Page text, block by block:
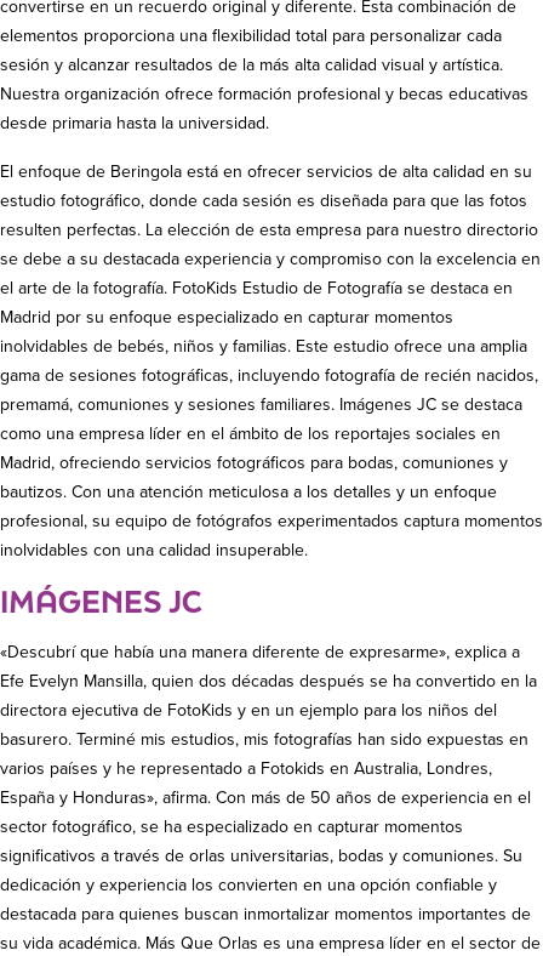
convertirse en un recuerdo original y diferente. Esta combinación de
elementos proporciona una flexibilidad total para personalizar cada
sesión y alcanzar resultados de la más alta calidad visual y artística.
Nuestra organización ofrece formación profesional y becas educativas
desde primaria hasta la universidad.
El enfoque de Beringola está en ofrecer servicios de alta calidad en su
estudio fotográfico, donde cada sesión es diseñada para que las fotos
resulten perfectas. La elección de esta empresa para nuestro directorio
se debe a su destacada experiencia y compromiso con la excelencia en
el arte de la fotografía. FotoKids Estudio de Fotografía se destaca en
Madrid por su enfoque especializado en capturar momentos
inolvidables de bebés, niños y familias. Este estudio ofrece una amplia
gama de sesiones fotográficas, incluyendo fotografía de recién nacidos,
premamá, comuniones y sesiones familiares. Imágenes JC se destaca
como una empresa líder en el ámbito de los reportajes sociales en
Madrid, ofreciendo servicios fotográficos para bodas, comuniones y
bautizos. Con una atención meticulosa a los detalles y un enfoque
profesional, su equipo de fotógrafos experimentados captura momentos
inolvidables con una calidad insuperable.
IMÁGENES JC
«Descubrí que había una manera diferente de expresarme», explica a
Efe Evelyn Mansilla, quien dos décadas después se ha convertido en la
directora ejecutiva de FotoKids y en un ejemplo para los niños del
basurero. Terminé mis estudios, mis fotografías han sido expuestas en
varios países y he representado a Fotokids en Australia, Londres,
España y Honduras», afirma. Con más de 50 años de experiencia en el
sector fotográfico, se ha especializado en capturar momentos
significativos a través de orlas universitarias, bodas y comuniones. Su
dedicación y experiencia los convierten en una opción confiable y
destacada para quienes buscan inmortalizar momentos importantes de
su vida académica. Más Que Orlas es una empresa líder en el sector de